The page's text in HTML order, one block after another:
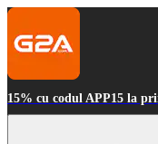
15% cu codul APP15 la